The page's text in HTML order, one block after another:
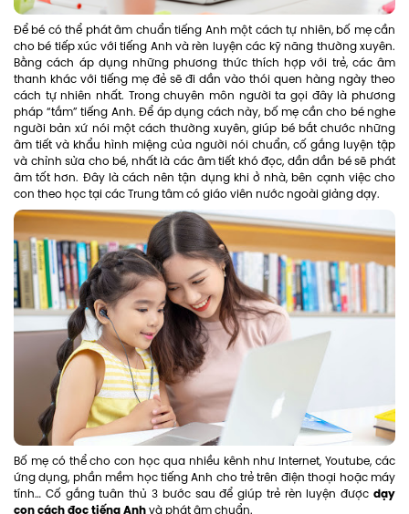
Để bé có thể phát âm chuẩn tiếng Anh một cách tự nhiên, bố mẹ cần
cho bé tiếp xúc với tiếng Anh và rèn luyện các kỹ năng thường xuyên.
Bằng cách áp dụng những phương thức thích hợp với trẻ, các âm
thanh khác với tiếng mẹ đẻ sẽ đi dần vào thói quen hàng ngày theo
cách tự nhiên nhất. Trong chuyên môn người ta gọi đây là phương
pháp “tắm” tiếng Anh. Để áp dụng cách này, bố mẹ cần cho bé nghe
người bản xứ nói một cách thường xuyên, giúp bé bắt chước những
âm tiết và khẩu hình miệng của người nói chuẩn, cố gắng luyện tập
và chỉnh sửa cho bé, nhất là các âm tiết khó đọc, dần dần bé sẽ phát
âm tốt hơn. Đây là cách nên tận dụng khi ở nhà, bên cạnh việc cho
con theo học tại các Trung tâm có giáo viên nước ngoài giảng dạy.
Bố mẹ có thể cho con học qua nhiều kênh như Internet, Youtube, các
ứng dụng, phần mềm học tiếng Anh cho trẻ trên điện thoại hoặc máy
tính… Cố gắng tuân thủ 3 bước sau để giúp trẻ rèn luyện được dạy
con cách đọc tiếng Anhvà phát âm chuẩn.